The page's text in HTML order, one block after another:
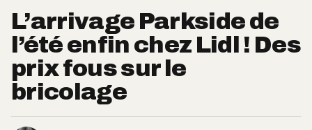
L’arrivage Parkside de
l’été enfin chez Lidl ! Des
prix fous sur le
bricolage